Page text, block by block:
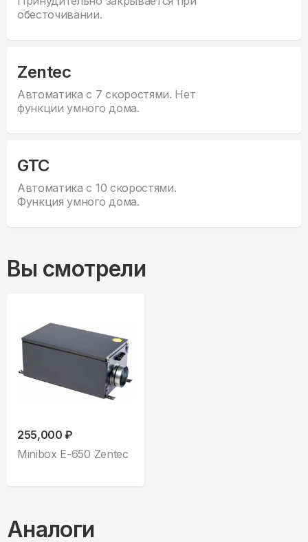
обесточивании.
Zentec
Автоматика с 7 скоростями. Нет
функции умного дома.
GTC
Автоматика с 10 скоростями.
Функция умного дома.
Вы смотрели
255,000 ₽
Minibox E-650 Zentec
Аналоги